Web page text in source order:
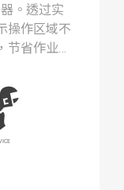
。透过实
操作区域不
节省作业画